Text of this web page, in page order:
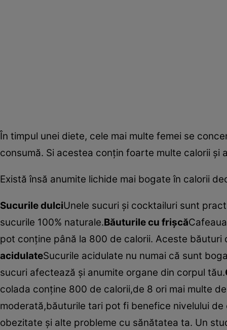
În timpul unei diete, cele mai multe femei se
consumă. Si acestea conţin foarte multe calorii şi
Există însă anumite lichide mai bogate în calorii
Sucurile dulciUnele sucuri şi cocktailuri sunt
sucurile 100% naturale.Băuturile cu frişcă
pot conţine până la 800 de calorii. Aceste
acidulateSucurile acidulate nu numai că sunt
sucuri afectează şi anumite organe din corpul tău.
colada conţine 800 de calorii,de 8 ori mai multe
moderată,băuturile tari pot fi benefice nivelului
obezitate şi alte probleme cu sănătatea ta. Un